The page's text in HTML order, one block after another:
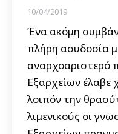
10/04/2019
Ένα ακόμη
πλήρη ασυδοσία
αναρχοαριστερό
Εξαρχείων
λοιπόν την
λιμενικούς οι